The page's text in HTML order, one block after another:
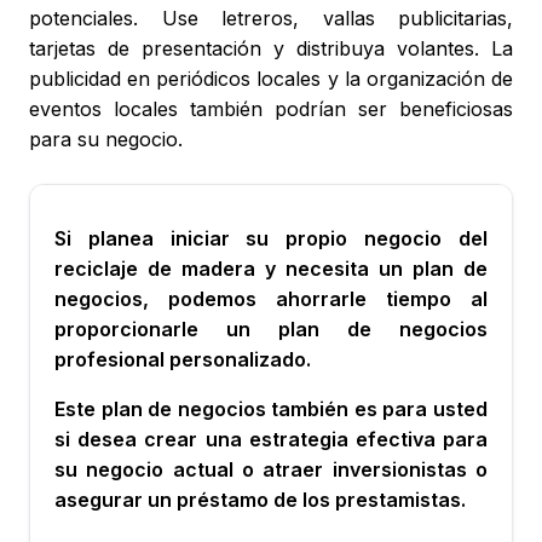
potenciales. Use letreros, vallas publicitarias,
tarjetas de presentación y distribuya volantes. La
publicidad en periódicos locales y la organización de
eventos locales también podrían ser beneficiosas
para su negocio.
Si planea iniciar su propio negocio del
reciclaje de madera y necesita un plan de
negocios, podemos ahorrarle tiempo al
proporcionarle un plan de negocios
profesional personalizado.
Este plan de negocios también es para usted
si desea crear una estrategia efectiva para
su negocio actual o atraer inversionistas o
asegurar un préstamo de los prestamistas.